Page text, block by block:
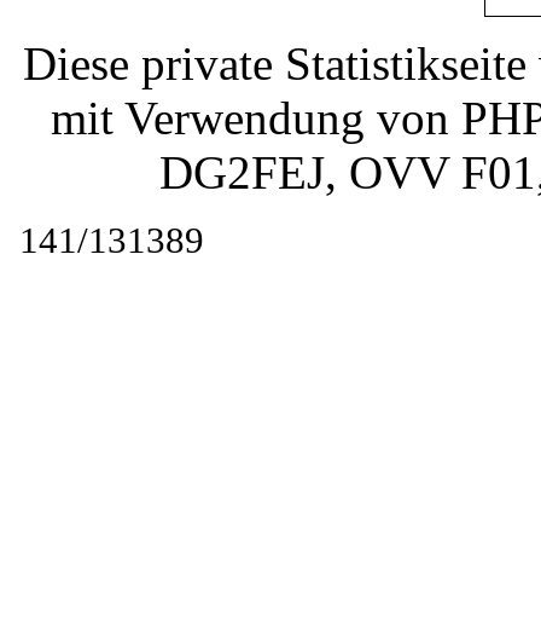
Diese private
mit Verwendung von
DG2FEJ, OVV
141/131389